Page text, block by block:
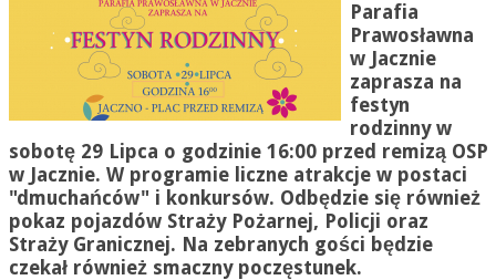
Parafia
Prawosławna
w Jacznie
zaprasza na
festyn
rodzinny w
sobotę 29 Lipca o godzinie 16:00 przed remizą OSP
w Jacznie. W programie liczne atrakcje w postaci
"dmuchańców" i konkursów. Odbędzie się również
pokaz pojazdów Straży Pożarnej, Policji oraz
Straży Granicznej. Na zebranych gości będzie
czekał również smaczny poczęstunek.